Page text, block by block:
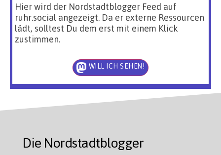
Hier wird der Nordstadtblogger Feed auf
ruhr.social angezeigt. Da er externe Ressourcen
lädt, solltest Du dem erst mit einem Klick
zustimmen.
WILL ICH SEHEN!
Die Nordstadtblogger